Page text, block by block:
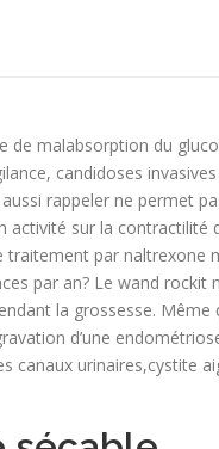
de malabsorption du
candidoses
rappeler ne permet
activité sur la contractilité
par naltrexone
par an? Le wand rockit
la grossesse. Même
d’une
canaux urinaires,cystite